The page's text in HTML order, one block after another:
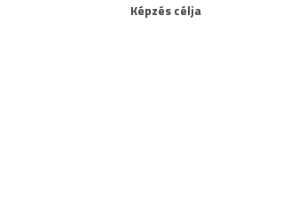
Képzés célja